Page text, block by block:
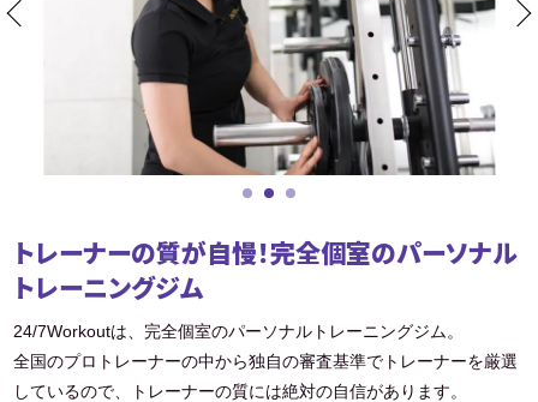
トレーナーの質が自慢！完全個室のパーソナル
トレーニングジム
24/7Workoutは、完全個室のパーソナルトレーニングジム。
全国のプロトレーナーの中から独自の審査基準でトレーナーを厳選
しているので、トレーナーの質には絶対の自信があります。